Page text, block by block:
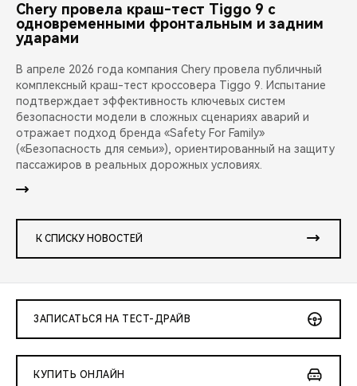
Chery провела краш-тест Tiggo 9 с
одновременными фронтальным и задним
ударами
В апреле 2026 года компания Chery провела публичный
комплексный краш-тест кроссовера Tiggo 9. Испытание
подтверждает эффективность ключевых систем
безопасности модели в сложных сценариях аварий и
отражает подход бренда «Safety For Family»
(«Безопасность для семьи»), ориентированный на защиту
пассажиров в реальных дорожных условиях.
К СПИСКУ НОВОСТЕЙ
ЗАПИСАТЬСЯ НА ТЕСТ-ДРАЙВ
КУПИТЬ ОНЛАЙН